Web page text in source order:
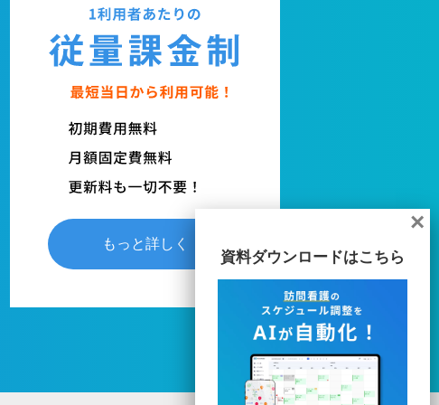
もっと詳しく
資料ダウンロードはこちら
×